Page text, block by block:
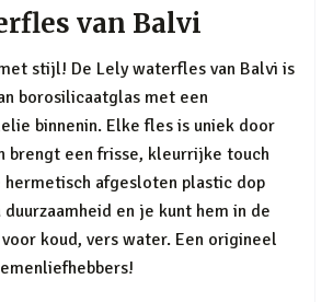
van Balvi
stijl! De Lely waterfles van Balvi is
borosilicaatglas met een
binnenin. Elke fles is uniek door
brengt een frisse, kleurrijke touch
hermetisch afgesloten plastic dop
en je kunt hem in de
koud, vers water. Een origineel